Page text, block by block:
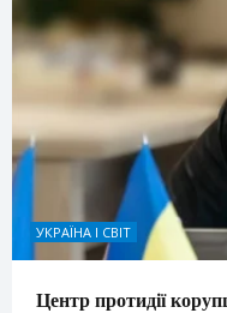
УКРАЇНА І СВІТ
Центр протидії